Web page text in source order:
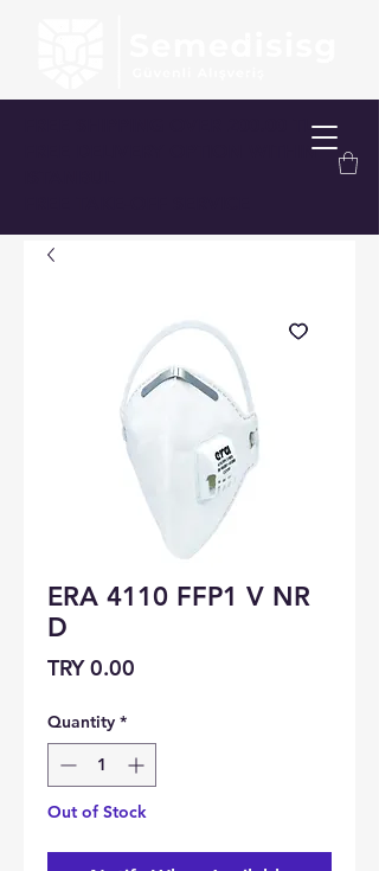
FREE SHIPPING OVER 200.00 TL
FREE DELIVERY OPTION WITHIN
ERA 4110 FFP1 V NR
D
TRY 0.00
Quantity *
Out of Stock